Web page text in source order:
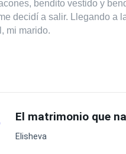
y la atracción. Mientras
y la guerra entre familias
decidir si seguir el destino
bendito vestido y
decidí a salir. Llegando a
mi marido.
Elisheva